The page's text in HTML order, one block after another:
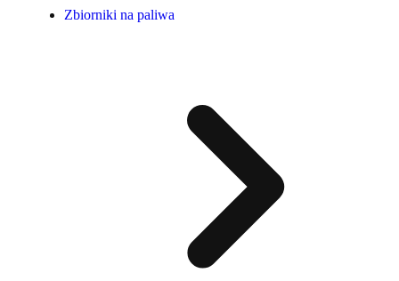
Zbiorniki na paliwa